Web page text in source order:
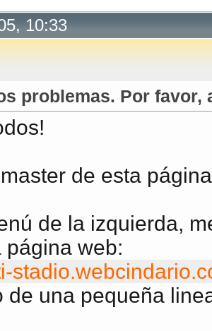
10:33
problemas. Por favor,
de esta
de la izquierda,
página web:
de una pequeña